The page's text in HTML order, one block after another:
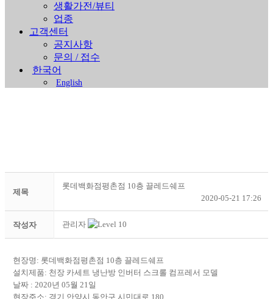
생활가전/뷰티
업종
고객센터
공지사항
문의 / 접수
한국어
English
진행중인 현장안내
진행중인 현장안내
제목
롯데백화점평촌점 10층 끌레드쉐프
2020-05-21 17:26
작성자 관리자
현장명: 롯데백화점평촌점 10층 끌레드쉐프
설치제품: 천장 카세트 냉난방 인버터 스크롤 컴프레서 모델
날짜 : 2020년 05월 21일
현장주소: 경기 안양시 동안구 시민대로 180